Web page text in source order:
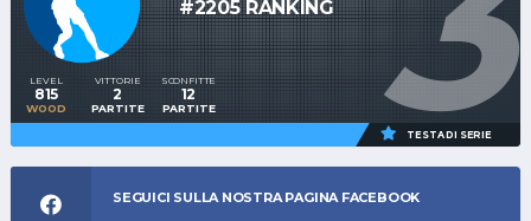
#2205 RANKING
LEVEL
815
WOOD
VITTORIE
2
PARTITE
SCONFITTE
12
PARTITE
TESTA DI SERIE
SEGUICI SULLA NOSTRA PAGINA FACEBOOK